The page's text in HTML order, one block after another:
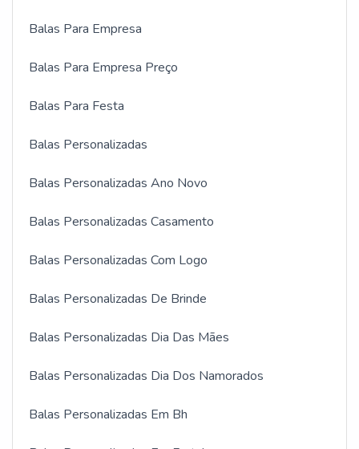
Balas Para Empresa
Balas Para Empresa Preço
Balas Para Festa
Balas Personalizadas
Balas Personalizadas Ano Novo
Balas Personalizadas Casamento
Balas Personalizadas Com Logo
Balas Personalizadas De Brinde
Balas Personalizadas Dia Das Mães
Balas Personalizadas Dia Dos Namorados
Balas Personalizadas Em Bh